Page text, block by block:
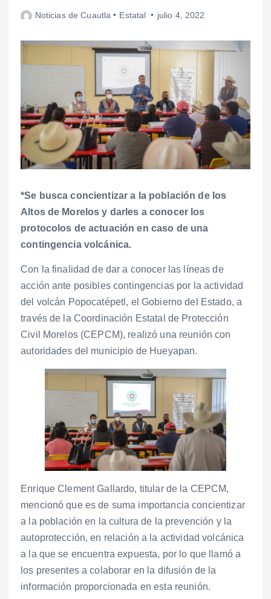
Noticias de Cuautla Estatal julio 4, 2022
*Se busca concientizar a la población de los
Altos de Morelos y darles a conocer los
protocolos de actuación en caso de una
contingencia volcánica.
Con la finalidad de dar a conocer las líneas de
acción ante posibles contingencias por la actividad
del volcán Popocatépetl, el Gobierno del Estado, a
través de la Coordinación Estatal de Protección
Civil Morelos (CEPCM), realizó una reunión con
autoridades del municipio de Hueyapan.
Enrique Clement Gallardo, titular de la CEPCM,
mencionó que es de suma importancia concientizar
a la población en la cultura de la prevención y la
autoprotección, en relación a la actividad volcánica
a la que se encuentra expuesta, por lo que llamó a
los presentes a colaborar en la difusión de la
información proporcionada en esta reunión.